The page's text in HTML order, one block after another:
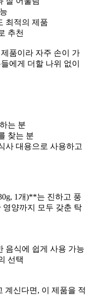
최적의 제품
추천
품이라 자주 손이 가
에게 더할 나위 없이
는 분
찾는 분
사 대용으로 사용하고
1개)**는 진하고 풍
영양까지 모두 갖춘 탁
음식에 쉽게 사용 가능
선택
계신다면, 이 제품을 적